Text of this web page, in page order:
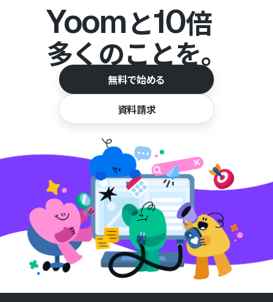
Yoomと10倍
多くのことを。
無料で始める
資料請求